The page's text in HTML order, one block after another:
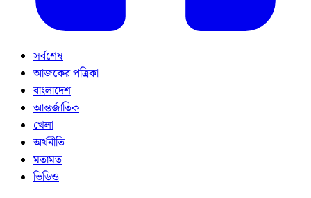
সর্বশেষ
আজকের পত্রিকা
বাংলাদেশ
আন্তর্জাতিক
খেলা
অর্থনীতি
মতামত
ভিডিও